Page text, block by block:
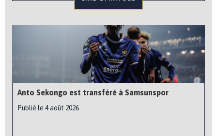
Anto Sekongo est transféré à Samsunspor
Publié le 4 août 2026